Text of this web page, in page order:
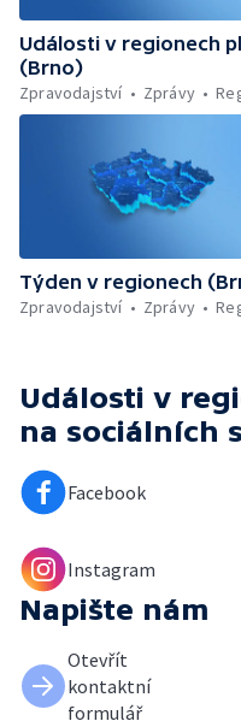
Události v regionech
(Brno)
Zpravodajství
Zprávy
Týden v regionech
Zpravodajství
Zprávy
Události v
na sociálních
Facebook
Instagram
Napište nám
Otevřít
kontaktní
formulář